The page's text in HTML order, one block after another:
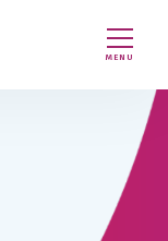
MENU